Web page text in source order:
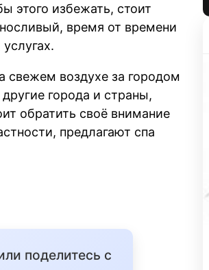
этого избежать, стоит
время от времени
воздухе за городом
города и страны,
обратить своё внимание
предлагают спа
поделитесь с